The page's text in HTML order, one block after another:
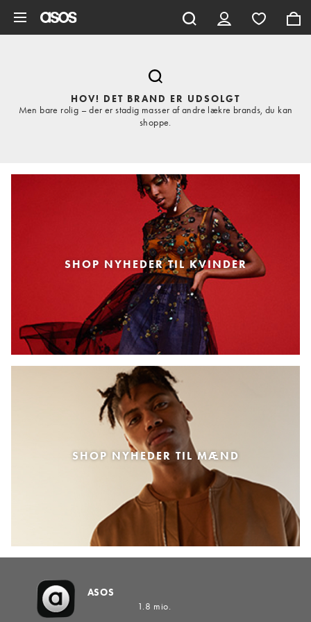
HOV! DET BRAND ER UDSOLGT
Men bare rolig – der er stadig masser af andre lækre brands, du kan
shoppe.
SHOP NYHEDER TIL KVINDER
SHOP NYHEDER TIL MÆND
ASOS
1.8 mio.